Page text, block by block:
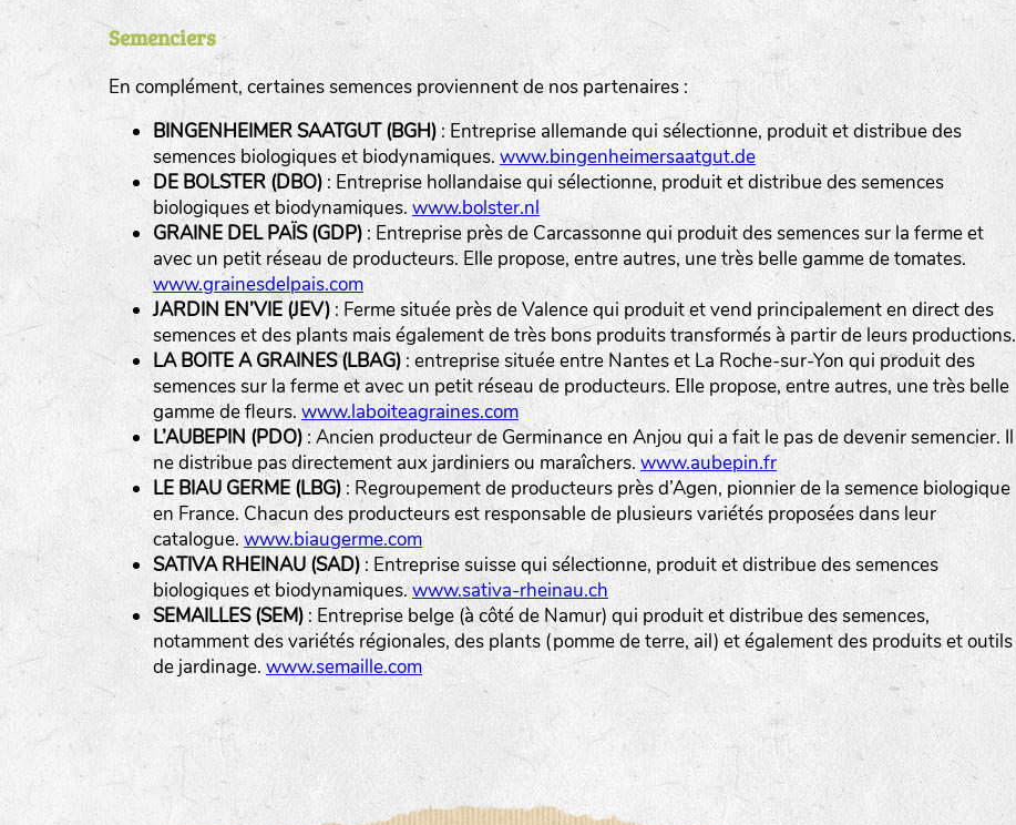
Semenciers
En complément, certaines semences proviennent de nos partenaires :
BINGENHEIMER SAATGUT (BGH) : Entreprise allemande qui sélectionne, produit et distribue des
semences biologiques et biodynamiques. www.bingenheimersaatgut.de
DE BOLSTER (DBO) : Entreprise hollandaise qui sélectionne, produit et distribue des semences
biologiques et biodynamiques. www.bolster.nl
GRAINE DEL PAÏS (GDP) : Entreprise près de Carcassonne qui produit des semences sur la ferme et
avec un petit réseau de producteurs. Elle propose, entre autres, une très belle gamme de tomates.
www.grainesdelpais.com
JARDIN EN’VIE (JEV) : Ferme située près de Valence qui produit et vend principalement en direct des
semences et des plants mais également de très bons produits transformés à partir de leurs productions.
LA BOITE A GRAINES (LBAG) : entreprise située entre Nantes et La Roche-sur-Yon qui produit des
semences sur la ferme et avec un petit réseau de producteurs. Elle propose, entre autres, une très belle
gamme de fleurs. www.laboiteagraines.com
L’AUBEPIN (PDO) : Ancien producteur de Germinance en Anjou qui a fait le pas de devenir semencier. Il
ne distribue pas directement aux jardiniers ou maraîchers. www.aubepin.fr
LE BIAU GERME (LBG) : Regroupement de producteurs près d’Agen, pionnier de la semence biologique
en France. Chacun des producteurs est responsable de plusieurs variétés proposées dans leur
catalogue. www.biaugerme.com
SATIVA RHEINAU (SAD) : Entreprise suisse qui sélectionne, produit et distribue des semences
biologiques et biodynamiques.www.sativa-rheinau.ch
SEMAILLES (SEM): Entreprise belge (à côté de Namur) qui produit et distribue des semences,
notamment des variétés régionales, des plants (pomme de terre, ail) et également des produits et outils
de jardinage. www.semaille.com
Légumes feuilles
Légumes racines
Plantes aromatiques